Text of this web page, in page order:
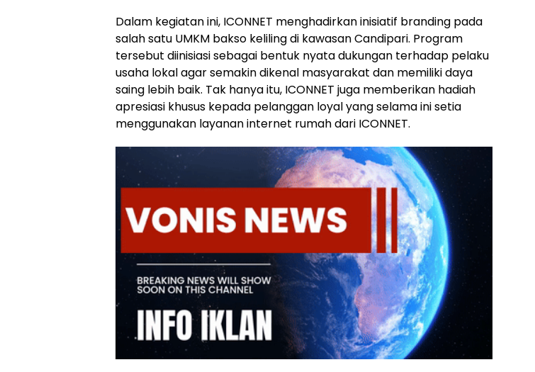
Dalam kegiatan ini, ICONNET menghadirkan inisiatif branding pada
salah satu UMKM bakso keliling di kawasan Candipari. Program
tersebut diinisiasi sebagai bentuk nyata dukungan terhadap pelaku
usaha lokal agar semakin dikenal masyarakat dan memiliki daya
saing lebih baik. Tak hanya itu, ICONNET juga memberikan hadiah
apresiasi khusus kepada pelanggan loyal yang selama ini setia
menggunakan layanan internet rumah dari ICONNET.